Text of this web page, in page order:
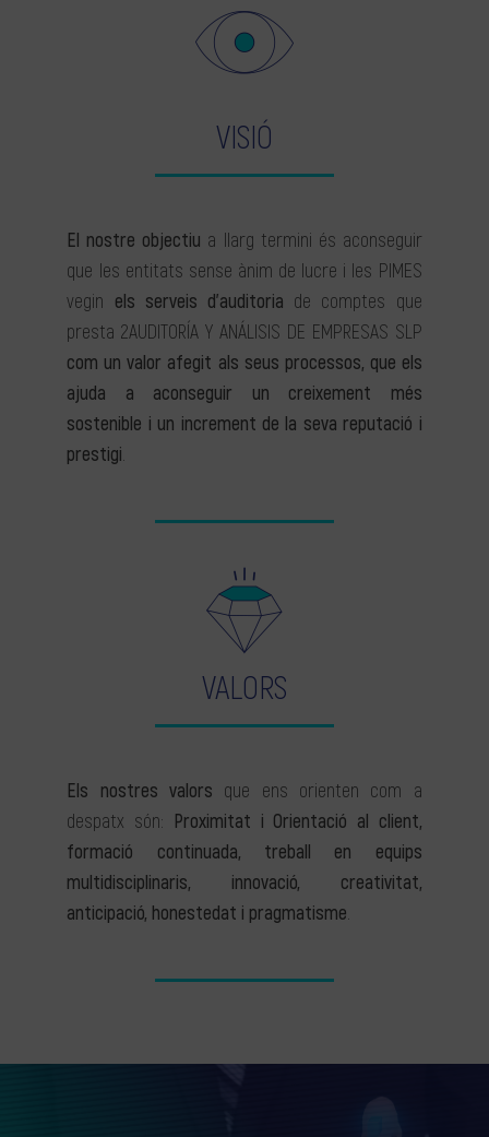
VISIÓ
El nostre objectiu a llarg termini és aconseguir
que les entitats sense ànim de lucre i les PIMES
vegin els serveis d’auditoria de comptes que
presta 2AUDITORÍA Y ANÁLISIS DE EMPRESAS SLP
com un valor afegit als seus processos, que els
ajuda a aconseguir un creixement més
sostenible i un increment de la seva reputació i
prestigi.
VALORS
Els nostres valors que ens orienten com a
despatx són: Proximitat i Orientació al client,
formació continuada, treball en equips
multidisciplinaris, innovació, creativitat,
anticipació, honestedat i pragmatisme.